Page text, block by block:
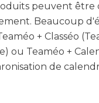
peuvent être
Beaucoup
+ Classéo
ou Teaméo +
de